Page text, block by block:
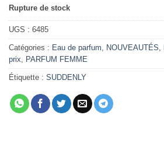
Rupture de stock
UGS : 6485
Catégories : Eau de parfum NOUVEAUTÉS
prix
PARFUM FEMME
Étiquette : SUDDENLY